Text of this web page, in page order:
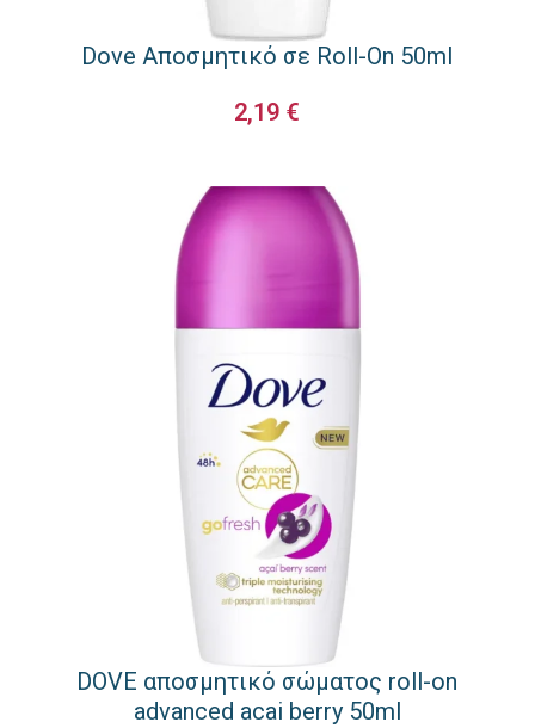
Dove Αποσμητικό σε Roll-On 50ml
2,19 €
DOVE αποσμητικό σώματος roll-on
advanced acai berry 50ml